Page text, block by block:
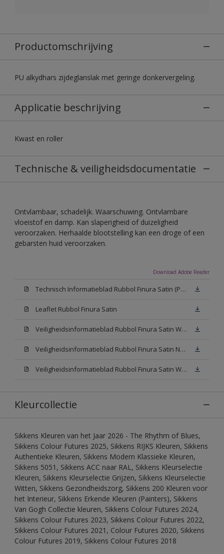
Productomschrijving
PU alkydhars zijdeglanslak met geringe donkervergeling.
Applicatie beschrijving
Kwast en roller
Technische & veiligheidsdocumentatie
Ontvlambaar, schadelijk. Waarschuwing. Ontvlambare
vloeistof en damp. Kan slaperigheid of duizeligheid
veroorzaken. Herhaalde blootstelling kan een droge of een
gebarsten huid veroorzaken.
Download Adobe Reader
Technisch Informatieblad Rubbol Finura Satin (PDF)
Leaflet Rubbol Finura Satin
Veiligheidsinformatieblad Rubbol Finura Satin W05 (MSDS)
Veiligheidsinformatieblad Rubbol Finura Satin N00 (MSDS)
Veiligheidsinformatieblad Rubbol Finura Satin White (MSDS)
Kleurcollectie
Sikkens Kleuren van het Jaar 2026 - The Rhythm of Blues,
Sikkens Colour Futures 2025, Sikkens RIJKS Kleuren, Sikkens
Authentieke Kleuren, Sikkens Modern Klassieke Kleuren,
Sikkens 5051, Sikkens ACC naar RAL, Sikkens Kleurselectie
Kleuren, Sikkens Kleurselectie Grijzen, Sikkens Kleurselectie
Witten, Sikkens Gezondheidszorg, Sikkens 200 Kleuren voor
het Interieur, Sikkens Erkende Kleuren (Painters), Sikkens
Van Gogh Collectie kleuren, Sikkens Colour Futures 2024,
Sikkens Colour Futures 2023, Sikkens Colour Futures 2022,
Sikkens Colour Futures 2021, Colour Futures 2020, Sikkens
Colour Futures 2019, Sikkens Colour Futures 2018